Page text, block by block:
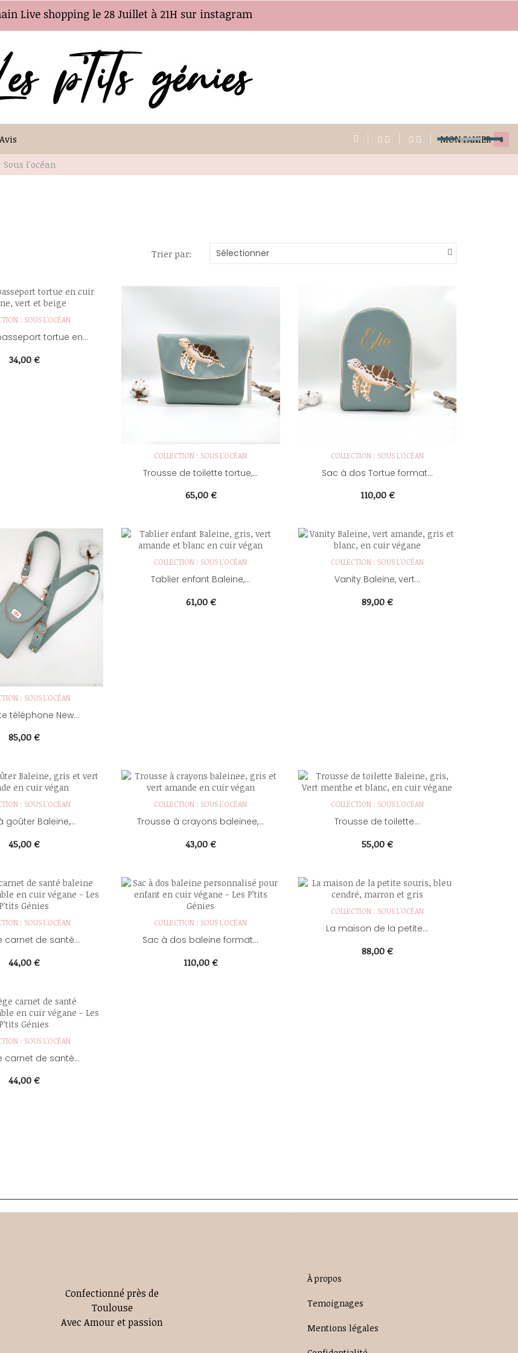
Live shopping le 28 Juillet à 21H sur instagram
Avis MON PANIER 0
Sous l'océan
Trier par: Sélectionner
: SOUS L'OCÉAN
tortue en...
Prix
34,00 €
COLLECTION : SOUS L'OCÉAN
Trousse de toilette tortue,...
Prix
65,00 €
COLLECTION : SOUS L'OCÉAN
Sac à dos Tortue format...
Prix
110,00 €
: SOUS L'OCÉAN
téléphone New...
Prix
85,00 €
COLLECTION : SOUS L'OCÉAN
Tablier enfant Baleine,...
Prix
61,00 €
COLLECTION : SOUS L'OCÉAN
Vanity Baleine, vert...
Prix
89,00 €
: SOUS L'OCÉAN
goûter Baleine,...
Prix
45,00 €
COLLECTION : SOUS L'OCÉAN
Trousse à crayons baleinee,...
Prix
43,00 €
COLLECTION : SOUS L'OCÉAN
Trousse de toilette...
Prix
55,00 €
: SOUS L'OCÉAN
carnet de santé...
Prix
44,00 €
COLLECTION : SOUS L'OCÉAN
Sac à dos baleine format...
Prix
110,00 €
COLLECTION : SOUS L'OCÉAN
La maison de la petite...
Prix
88,00 €
: SOUS L'OCÉAN
carnet de santé...
Prix
44,00 €
Confectionné près de
Toulouse
Avec Amour et passion
À propos
Temoignages
Mentions légales